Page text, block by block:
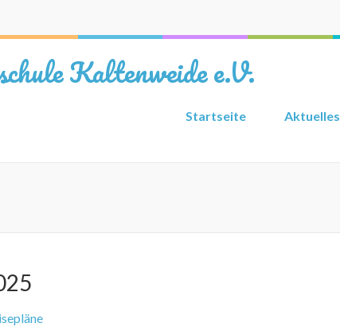
Kaltenweide e.V.
Startseite Aktuelles